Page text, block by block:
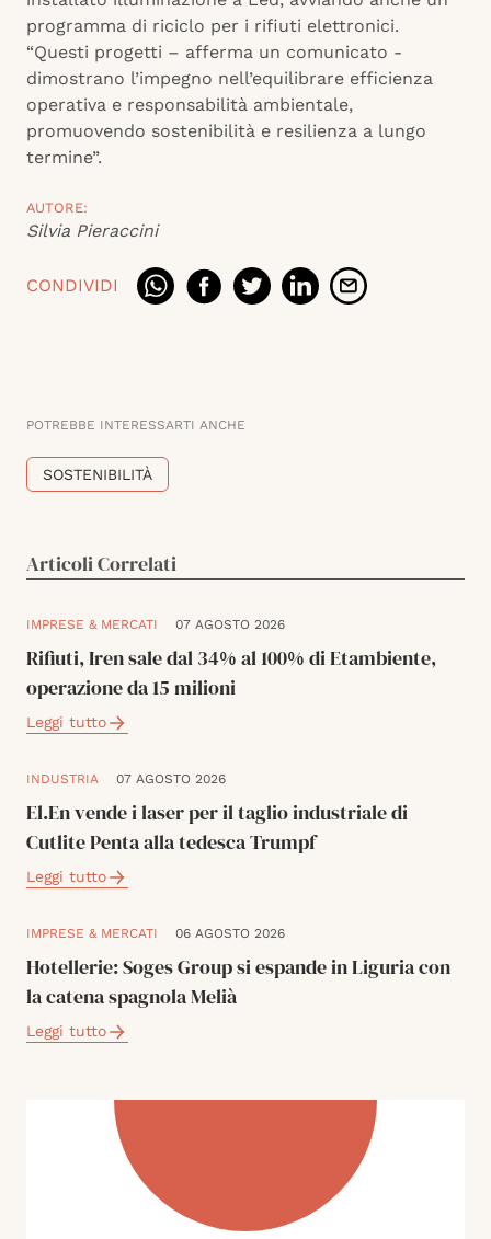
programma di riciclo per i rifiuti elettronici.
“Questi progetti – afferma un comunicato -
dimostrano l’impegno nell’equilibrare efficienza
operativa e responsabilità ambientale,
promuovendo sostenibilità e resilienza a lungo
termine”.
AUTORE:
Silvia Pieraccini
CONDIVIDI
POTREBBE INTERESSARTI ANCHE
SOSTENIBILITÀ
Articoli Correlati
IMPRESE & MERCATI 07 AGOSTO 2026
Rifiuti, Iren sale dal 34% al 100% di Etambiente,
operazione da 15 milioni
Leggi tutto
INDUSTRIA 07 AGOSTO 2026
El.En vende i laser per il taglio industriale di
Cutlite Penta alla tedesca Trumpf
Leggi tutto
IMPRESE & MERCATI 06 AGOSTO 2026
Hotellerie: Soges Group si espande in Liguria con
la catena spagnola Melià
Leggi tutto